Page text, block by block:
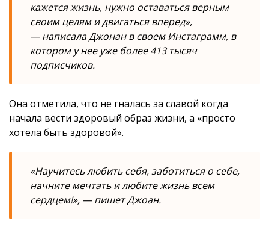
кажется жизнь, нужно оставаться верным
своим целям и двигаться вперед»,
— написала Джонан в своем Инстаграмм, в
котором у нее уже более 413 тысяч
подписчиков.
Она отметила, что не гналась за славой когда
начала вести здоровый образ жизни, а «просто
хотела быть здоровой».
«Научитесь любить себя, заботиться о себе,
начните мечтать и любите жизнь всем
сердцем!», — пишет Джоан.